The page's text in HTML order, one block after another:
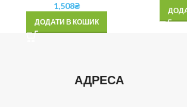
1,508₴
ДОДАТИ В КОШИК
АДРЕСА